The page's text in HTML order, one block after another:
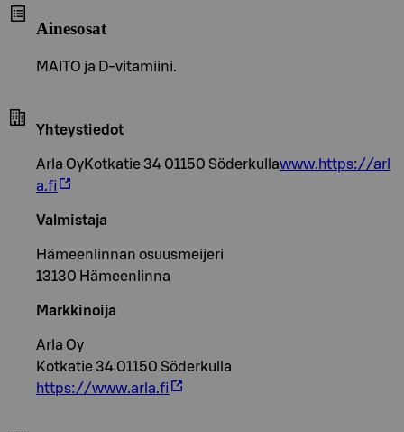
Ainesosat
MAITO ja D-vitamiini.
Yhteystiedot
Arla OyKotkatie 34 01150 Söderkullawww.https://arl
a.fi
Valmistaja
Hämeenlinnan osuusmeijeri
13130 Hämeenlinna
Markkinoija
Arla Oy
Kotkatie 34 01150 Söderkulla
https://www.arla.fi